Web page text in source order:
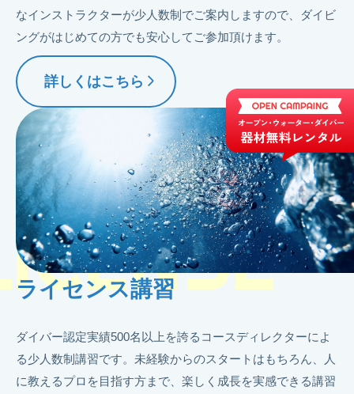
なインストラクターが少人数制でご案内しますので、ダイビ
ングがはじめての方でも安心してご参加頂けます。
詳しくはこちら
ライセンス講習
ダイバー認定実績500名以上を誇るコースディレクターによ
る少人数制講習です。未経験からのスタートはもちろん、人
に教えるプロを目指す方まで、楽しく成長を実感できる講習